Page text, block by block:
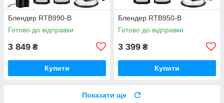
Блендер RTB990-B
Готово до відправки
3 849 ₴
Купити
Блендер RTB950-B
Готово до відправки
3 399 ₴
Купити
Показати ще